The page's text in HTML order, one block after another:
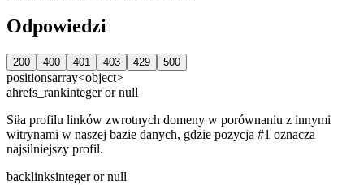
Odpowiedzi
200 400 401 403 429 500
positionsarray<object>
ahrefs_rankinteger or null
Siła profilu linków zwrotnych domeny w porównaniu z innymi
witrynami w naszej bazie danych, gdzie pozycja #1 oznacza
najsilniejszy profil.
backlinksinteger or null